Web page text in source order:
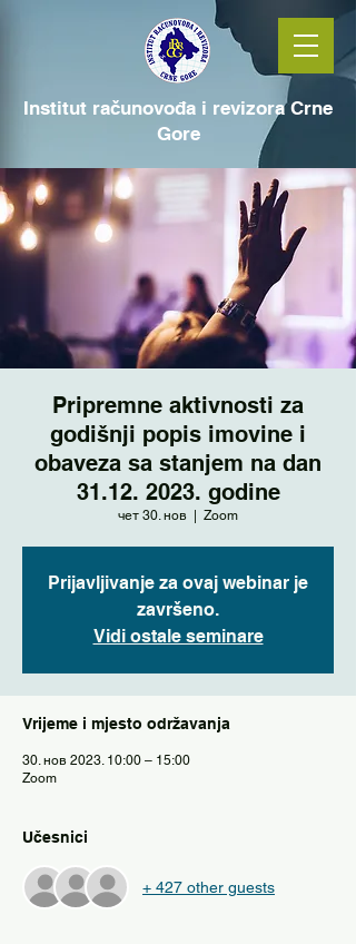
Institut računovođa i revizora Crne
Gore
Pripremne aktivnosti za
godišnji popis imovine i
obaveza sa stanjem na dan
31.12. 2023. godine
чет 30. нов Zoom
Prijavljivanje za ovaj webinar je
završeno.
Vidi ostale seminare
Vrijeme i mjesto održavanja
30. нов 2023. 10:00 – 15:00
Zoom
Učesnici
+ 427 other guests